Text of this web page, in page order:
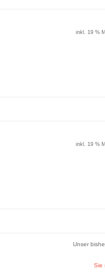
inkl. 19 %
inkl. 19 %
Unser
Sie